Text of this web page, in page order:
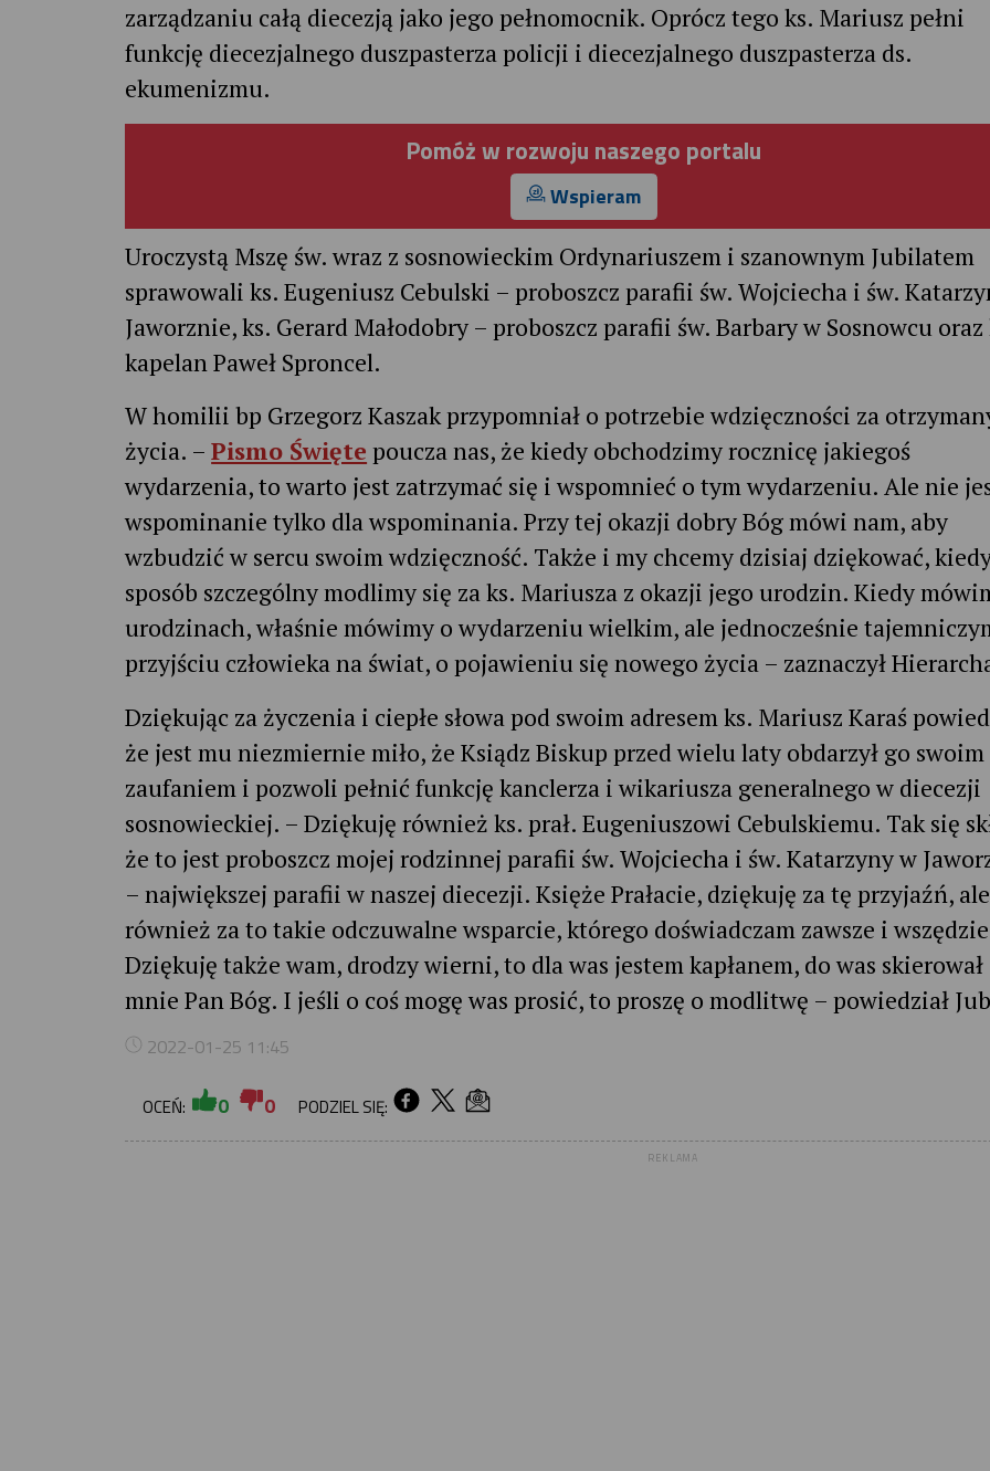
zarządzaniu całą diecezją jako jego pełnomocnik. Oprócz tego ks. Mariusz pełni
funkcję diecezjalnego duszpasterza policji i diecezjalnego duszpasterza ds.
ekumenizmu.
Pomóż w rozwoju naszego portalu
Wspieram
Uroczystą Mszę św. wraz z sosnowieckim Ordynariuszem i szanownym Jubilatem
sprawowali ks. Eugeniusz Cebulski – proboszcz parafii św. Wojciecha i św.
Jaworznie, ks. Gerard Małodobry – proboszcz parafii św. Barbary w Sosnowcu oraz
kapelan Paweł Sproncel.
W homilii bp Grzegorz Kaszak przypomniał o potrzebie wdzięczności za
życia. –Pismo Święte poucza nas, że kiedy obchodzimy rocznicę jakiegoś
wydarzenia, to warto jest zatrzymać się i wspomnieć o tym wydarzeniu. Ale nie
wspominanie tylko dla wspominania. Przy tej okazji dobry Bóg mówi nam, aby
wzbudzić w sercu swoim wdzięczność. Także i my chcemy dzisiaj dziękować,
sposób szczególny modlimy się za ks. Mariusza z okazji jego urodzin. Kiedy
urodzinach, właśnie mówimy o wydarzeniu wielkim, ale jednocześnie
przyjściu człowieka na świat, o pojawieniu się nowego życia – zaznaczył
Dziękując za życzenia i ciepłe słowa pod swoim adresem ks. Mariusz Karaś
że jest mu niezmiernie miło, że Ksiądz Biskup przed wielu laty obdarzył go swoim
zaufaniem i pozwoli pełnić funkcję kanclerza i wikariusza generalnego w diecezji
sosnowieckiej. – Dziękuję również ks. prał. Eugeniuszowi Cebulskiemu. Tak się
że to jest proboszcz mojej rodzinnej parafii św. Wojciecha i św. Katarzyny w
– największej parafii w naszej diecezji. Księże Prałacie, dziękuję za tę przyjaźń, ale
również za to takie odczuwalne wsparcie, którego doświadczam zawsze i
Dziękuję także wam, drodzy wierni, to dla was jestem kapłanem, do was skierował
mnie Pan Bóg. I jeśli o coś mogę was prosić, to proszę o modlitwę – powiedział
2022-01-25 11:45
OCEŃ: 0 0 PODZIEL SIĘ:
REKLAMA